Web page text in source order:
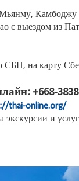
с выездом из
СБП, на карту
+668-
thai-online.org/
и